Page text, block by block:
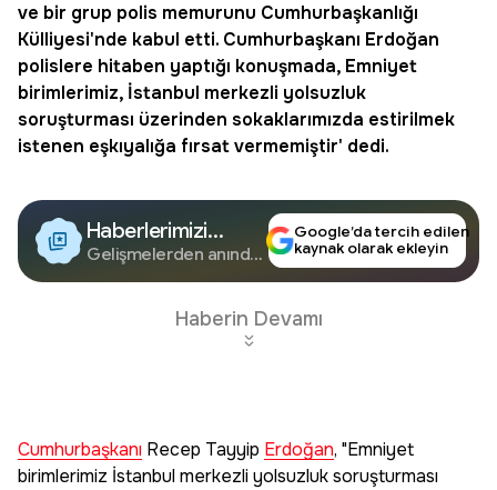
ve bir grup polis memurunu Cumhurbaşkanlığı
Külliyesi'nde kabul etti. Cumhurbaşkanı Erdoğan
polislere hitaben yaptığı konuşmada, Emniyet
birimlerimiz, İstanbul merkezli yolsuzluk
soruşturması üzerinden sokaklarımızda estirilmek
istenen eşkıyalığa fırsat vermemiştir' dedi.
Haberlerimizi
Google'da Takip
Edin
Gelişmelerden anında
Google’da tercih edilen
kaynak olarak ekleyin
Haberin Devamı
Cumhurbaşkanı Recep Tayyip Erdoğan, "Emniyet
birimlerimiz İstanbul merkezli yolsuzluk soruşturması